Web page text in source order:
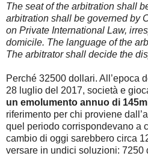
The seat of the arbitration shall
arbitration shall be governed by
on Private International Law,
domicile. The language of the
The arbitrator shall decide the
Perché 32500 dollari. All’epoca
28 luglio del 2017, società e
un emolumento annuo di
riferimento per chi proviene
quel periodo corrispondevano a
cambio di oggi sarebbero circa
versare in undici soluzioni: 7250